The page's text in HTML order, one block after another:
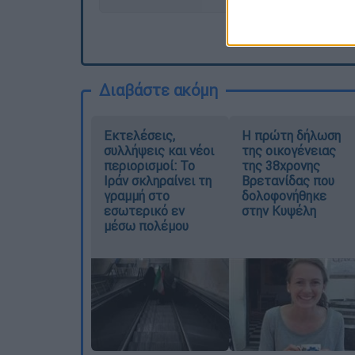
Διαβάστε ακόμη
Εκτελέσεις,
συλλήψεις και νέοι
περιορισμοί: Το
Ιράν σκληραίνει τη
γραμμή στο
εσωτερικό εν
μέσω πολέμου
Η πρώτη δήλωση
της οικογένειας
της 38χρονης
Βρετανίδας που
δολοφονήθηκε
στην Κυψέλη